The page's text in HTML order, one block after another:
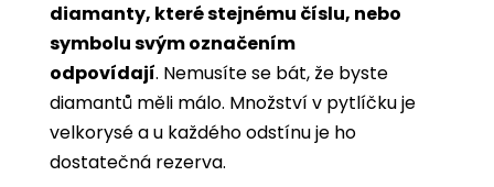
diamanty, které stejnému číslu, nebo
symbolu svým označením
odpovídají. Nemusíte se bát, že byste
diamantů měli málo. Množství v pytlíčku je
velkorysé a u každého odstínu je ho
dostatečná rezerva.